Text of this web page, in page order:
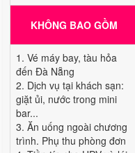
KHÔNG BAO GỒM
1. Vé máy bay, tàu hỏa
đến Đà Nẵng
2. Dịch vụ tại khách sạn:
giặt ủi, nước trong mini
bar...
3. Ăn uống ngoài chương
trình. Phụ thu phòng đơn